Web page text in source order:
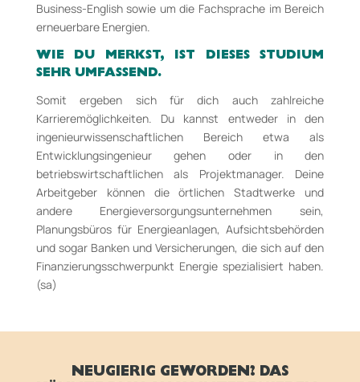
Business-English sowie um die Fachsprache im Bereich
erneuerbare Energien.
WIE DU MERKST, IST DIESES STUDIUM
SEHR UMFASSEND.
Somit ergeben sich für dich auch zahlreiche
Karrieremöglichkeiten. Du kannst entweder in den
ingenieurwissenschaftlichen Bereich etwa als
Entwicklungsingenieur gehen oder in den
betriebswirtschaftlichen als Projektmanager. Deine
Arbeitgeber können die örtlichen Stadtwerke und
andere Energieversorgungsunternehmen sein,
Planungsbüros für Energieanlagen, Aufsichtsbehörden
und sogar Banken und Versicherungen, die sich auf den
Finanzierungsschwerpunkt Energie spezialisiert haben.
(sa)
NEUGIERIG GEWORDEN? DAS